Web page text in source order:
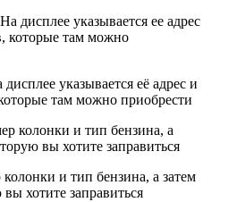
указывается её адрес и
там можно приобрести
и тип бензина, а затем
хотите заправиться